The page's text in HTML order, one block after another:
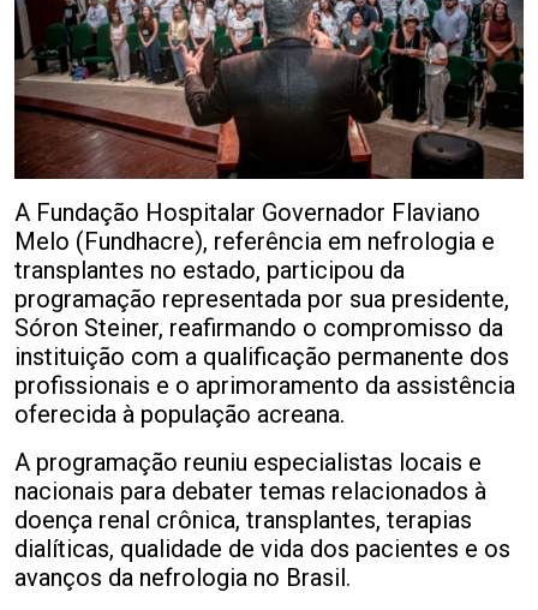
A Fundação Hospitalar Governador Flaviano
Melo (Fundhacre), referência em nefrologia e
transplantes no estado, participou da
programação representada por sua presidente,
Sóron Steiner, reafirmando o compromisso da
instituição com a qualificação permanente dos
profissionais e o aprimoramento da assistência
oferecida à população acreana.
A programação reuniu especialistas locais e
nacionais para debater temas relacionados à
doença renal crônica, transplantes, terapias
dialíticas, qualidade de vida dos pacientes e os
avanços da nefrologia no Brasil.